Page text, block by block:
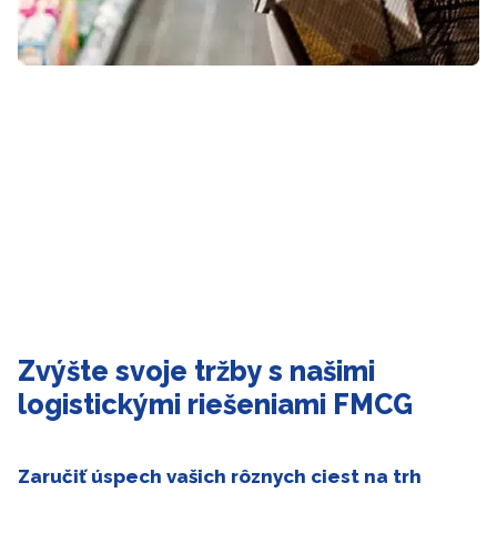
Zvýšte svoje tržby s našimi
logistickými riešeniami FMCG
Zaručiť úspech vašich rôznych ciest na trh